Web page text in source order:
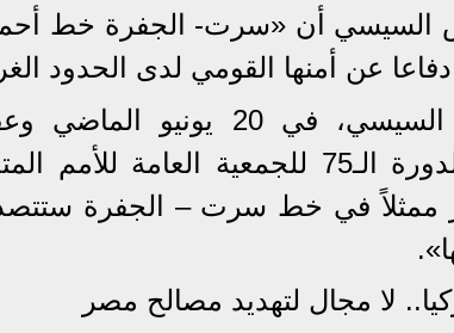
السيسي أن «سرت- الجفرة خط
عن أمنها القومي لدى الحدود
وأكد الرئيس، عبدالفتاح
القاهرة» في كلمة أمام الدورة الـ75
ممثلاً في خط سرت – الجفرة
لا مجال لتهديد مصالح مصر